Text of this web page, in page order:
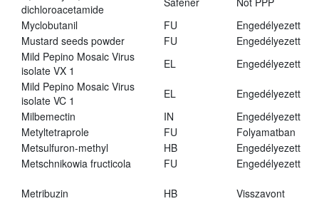
dichloroacetamide
Myclobutanil
FU
Engedélyezett
Mustard seeds powder
FU
Engedélyezett
Mild Pepino Mosaic Virus
isolate VX 1
EL
Engedélyezett
Mild Pepino Mosaic Virus
isolate VC 1
EL
Engedélyezett
Milbemectin
IN
Engedélyezett
Metyltetraprole
FU
Folyamatban
Metsulfuron-methyl
HB
Engedélyezett
Metschnikowia fructicola
FU Engedélyezett
Metribuzin HB Visszavont